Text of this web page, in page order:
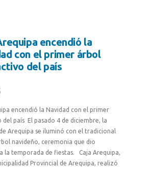
encendió la
con el primer árbol
del país
encendió la Navidad con el primer
país El pasado 4 de diciembre, la
Arequipa se iluminó con el tradicional
navideño, ceremonia que dio
la temporada de fiestas. Caja Arequipa,
Provincial de Arequipa, realizó